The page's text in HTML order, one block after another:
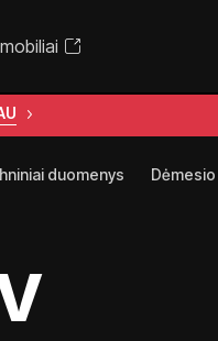
duomenys Dėmesio